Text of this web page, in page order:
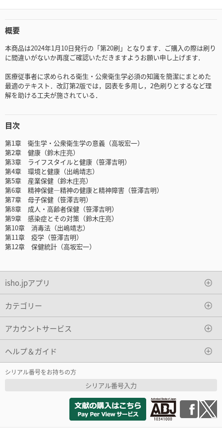
概要
本商品は2024年1月10日発行の「第20刷」となります．ご購入の際は刷り
に間違いがないか再度ご確認いただきますようお願い申し上げます．
医療従事者に求められる衛生・公衆衛生学必須の知識を簡潔にまとめた
最適のテキスト．改訂第2版では，図表を多用し，2色刷りとするなど理
解を助ける工夫が施されている．
目次
第1章 衛生学・公衆衛生学の意義（高坂宏一）
第2章 健康（鈴木庄亮）
第3章 ライフスタイルと健康（笹澤吉明）
第4章 環境と健康（出嶋靖志）
第5章 産業保健（鈴木庄亮）
第6章 精神保健―精神の健康と精神障害（笹澤吉明）
第7章 母子保健（笹澤吉明）
第8章 成人・高齢者保健（笹澤吉明）
第9章 感染症とその対策（鈴木庄亮）
第10章 消毒法（出嶋靖志）
第11章 疫学（笹澤吉明）
第12章 保健統計（高坂宏一）
isho.jpアプリ
カテゴリー
アカウントサービス
ヘルプ＆ガイド
シリアル番号をお持ちの方
シリアル番号入力